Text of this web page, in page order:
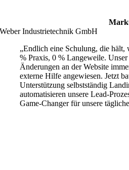
Weber Industrietechnik GmbH
„Endlich eine Schulung, die hält,
% Praxis, 0 % Langeweile.
Änderungen an der Website
externe Hilfe angewiesen. Jetzt
Unterstützung selbstständig
automatisieren unsere Lead-
Game-Changer für unsere